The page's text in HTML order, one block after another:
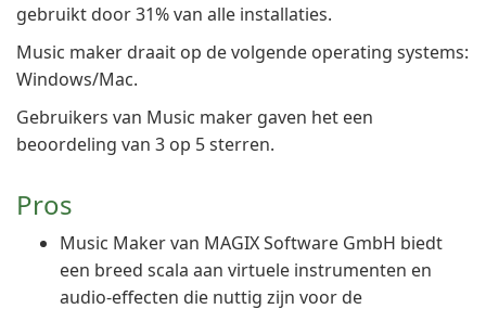
gebruikt door 31% van alle installaties.
Music maker draait op de volgende operating systems:
Windows/Mac.
Gebruikers van Music maker gaven het een
beoordeling van 3 op 5 sterren.
Pros
Music Maker van MAGIX Software GmbH biedt
een breed scala aan virtuele instrumenten en
audio-effecten die nuttig zijn voor de